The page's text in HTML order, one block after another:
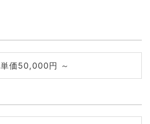
単価50,000円 ～